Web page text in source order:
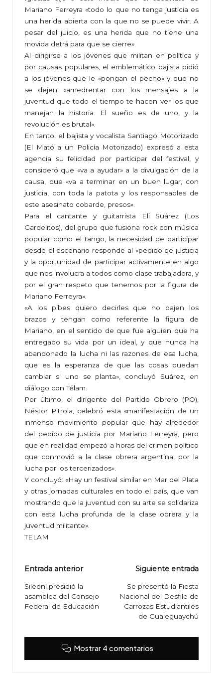
Mariano Ferreyra «todo lo que no tenga justicia es
una herida abierta con la que no se puede vivir. A
pesar del juicio, es una herida que no tiene una
movida detrá para que se cierre».
Al dirigirse a los jóvenes que militan en política y
por causas populares, el emblemático bajista pidió
a los jóvenes que le «pongan el pecho» y que no
se dejen «amedrentar con los mensajes a la
juventud que todo el tiempo te hacen ver los que
manejan la historia. El sueño es de uno, y la
revolución es brutal».
En tanto, el bajista y vocalista Santiago Motorizado
(El Mató a un Policía Motorizado) expresó a esta
agencia su felicidad por participar del festival, y
consideró que «va a ayudar» a la divulgación de la
causa, que «va a terminar en un buen lugar, con
justicia, con toda la patota y los responsables de
este asesinato cobarde, presos».
Para el cantante y guitarrista Eli Suárez (Los
Gardelitos), del grupo que fusiona rock con música
popular como el tango, la necesidad de participar
desde el escenario responde al «pedido de justicia
y la oportunidad de participar activamente en algo
que nos involucra a todos como clase trabajadora, y
por el gran respeto que tenemos por la figura de
Mariano Ferreyra».
«A los pibes quiero decirles que no bajen los
brazos y tengan como referente la figura de
Mariano, en el sentido de que fue alguien que ha
entregado su vida por un ideal, y que nunca ha
abandonado la lucha ni las razones de esa lucha,
que es la esperanza de que las cosas puedan
cambiar si uno se planta», concluyó Suárez, en
diálogo con Télam.
Por último, el dirigente del Partido Obrero (PO),
Néstor Pitrola, celebró esta «manifestación de un
inmenso movimiento popular que hay alrededor
del pedido de justicia por Mariano Ferreyra, pero
que en realidad empezó a horas del crimen político
que conmovió a la clase obrera argentina, por la
lucha por los tercerizados».
Y concluyó: «Hay un festival similar en Mar del Plata
y otras jornadas culturales en todo el país, que van
mostrando que la juventud con su arte se solidariza
con esta lucha profunda de la clase obrera y la
juventud militante».
TELAM
Navegación
de
entradas
Entrada anterior
Sileoni presidió la
asamblea del Consejo
Federal de Educación
Siguiente entrada
Se presentó la Fiesta
Nacional del Desfile de
Carrozas Estudiantiles
de Gualeguaychú
Mostrar 4 comentarios